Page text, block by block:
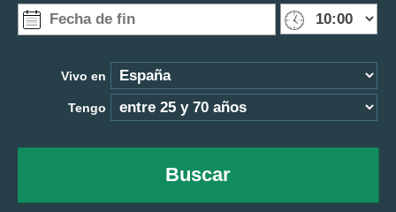
Vivo en
Tengo
Buscar